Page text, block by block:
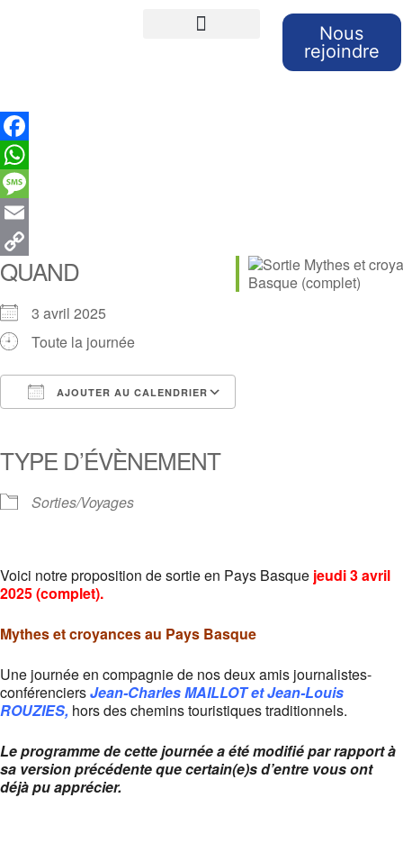
Nous
rejoindre
Facebook
WhatsApp
Message
Email
Copy
Link
QUAND
3 avril 2025
Toute la journée
AJOUTER AU CALENDRIER
TYPE D’ÉVÈNEMENT
Sorties/Voyages
Voici notre proposition de sortie en Pays Basque jeudi 3 avril
2025 (complet).
Mythes et croyances au Pays Basque
Une journée en compagnie de nos deux amis journalistes-
conférenciersJean-Charles MAILLOT et Jean-Louis
ROUZIES, hors des chemins touristiques traditionnels.
Le programme de cette journée a été modifié par rapport à
sa version précédente que certain(e)s d’entre vous ont
déjà pu apprécier.